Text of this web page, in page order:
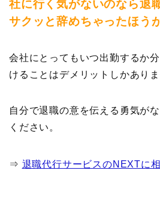
社に行く気がないのなら退
サクッと辞めちゃったほう
会社にとってもいつ出勤するか
けることはデメリットしかありま
自分で退職の意を伝える勇気が
ください。
⇒ 退職代行サービスのNEXTに